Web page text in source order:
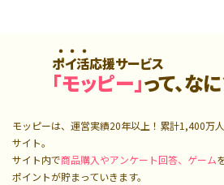
ポイ活応援サービス
「モッピー」って、な
モッピーは、運営実績20年以上！累計1,400万人
サイト。
サイト内で商品購入やアンケート回答、ゲーム
ポイントが貯まっていきます。